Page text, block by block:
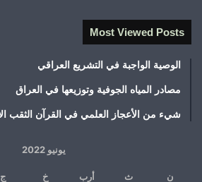
Most Viewed Posts
الوصية الواجبة في التشريع العراقي
مصادر المياه الجوفية وتوزيعها في العراق
شيء من الأعجاز العلمي في القرآن الثقب
يونيو 2022
ن ث أرب خ ج